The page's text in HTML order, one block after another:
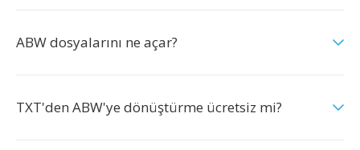
ABW dosyalarını ne açar?
TXT'den ABW'ye dönüştürme ücretsiz mi?